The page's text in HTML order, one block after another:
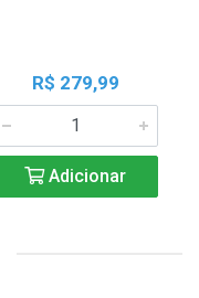
R$ 279,99
Adicionar